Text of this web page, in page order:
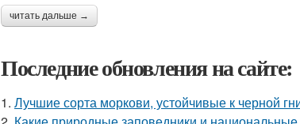
читать дальше →
Последние обновления на сайте:
1. Лучшие сорта моркови, устойчивые к черной